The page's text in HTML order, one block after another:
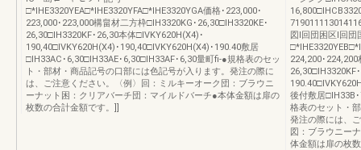
□*IHE3320YEA□*IHE3320YFA□*IHE3320YGA価格･223,000･
223,000･223,000構畠材二方枠□IH3320KG･26,30□IH3320KE･
26,30□IH3320KF･26,30本体□IVKY620H(X4)･
190,40□IVKY620H(X4)･190,40□IVKY620H(X4)･190.40敷居
□IH33AC･6,30□IH33AE･6,30□IH33AF･6,30量町fi-●規格表のセッ
ト・部材・商品記号の口部には色記号が入ります。発注の際に
は、ご注意ください。〈例〉回：ミルキーオーク団：ブラウニ
ーナット困：クリアバーチ団：マイルドバーチ●本体金額は扉の
枚数の合計金額です。]]
図l回団困区l回
224,200･
26,30□IH3320KF
後付敷居□IH33B
格表のセット・
発注の際には、
図：ブラウニー
体金額は扉の枚